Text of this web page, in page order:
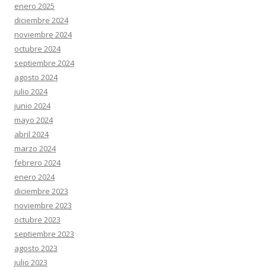
enero 2025
diciembre 2024
noviembre 2024
octubre 2024
septiembre 2024
agosto 2024
julio 2024
junio 2024
mayo 2024
abril 2024
marzo 2024
febrero 2024
enero 2024
diciembre 2023
noviembre 2023
octubre 2023
septiembre 2023
agosto 2023
julio 2023